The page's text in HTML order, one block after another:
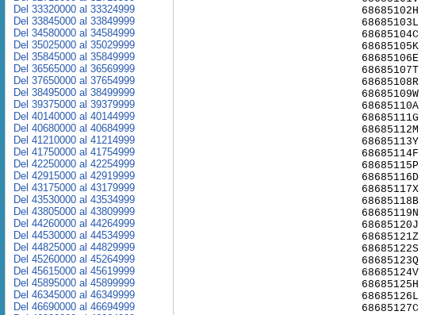
68685102H
68685103L
68685104C
68685105K
68685106E
68685107T
68685108R
68685109W
68685110A
68685111G
68685112M
68685113Y
68685114F
68685115P
68685116D
68685117X
68685118B
68685119N
68685120J
68685121Z
68685122S
68685123Q
68685124V
68685125H
68685126L
68685127C
Del 33320000 al 33324999
Del 33845000 al 33849999
Del 34580000 al 34584999
Del 35025000 al 35029999
Del 35845000 al 35849999
Del 36565000 al 36569999
Del 37650000 al 37654999
Del 38495000 al 38499999
Del 39375000 al 39379999
Del 40140000 al 40144999
Del 40680000 al 40684999
Del 41210000 al 41214999
Del 41750000 al 41754999
Del 42250000 al 42254999
Del 42915000 al 42919999
Del 43175000 al 43179999
Del 43530000 al 43534999
Del 43805000 al 43809999
Del 44260000 al 44264999
Del 44530000 al 44534999
Del 44825000 al 44829999
Del 45260000 al 45264999
Del 45615000 al 45619999
Del 45895000 al 45899999
Del 46345000 al 46349999
Del 46690000 al 46694999